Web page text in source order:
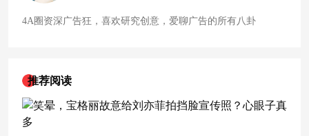
4A圈资深广告狂，喜欢研究创意，爱聊广告的所有八卦
推荐阅读